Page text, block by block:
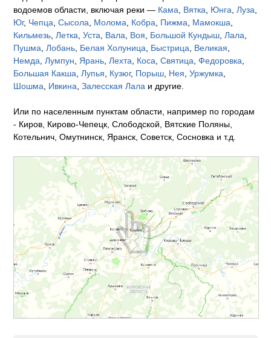
водоемов области, включая реки — Кама Вятка Юнга ,Луза
Юг, Чепца ,Сысола Молома Кобра Пижма Мамокша
Кильмезь ,Летка ,Уста Вала Воя Большой Кундыш ,Лала
Пушма ,Лобань Белая Холуница Быстрица Великая
Немда ,Лумпун Ярань ,Лехта Коса ,Святица ,Федоровка
Большая Какша ,Лупья Кузюг, Порыш Нея ,Уржумка
Шошма
Ивкина ,Залесская Лала и другие.
Или по населенным пунктам области, например по городам
- Киров, Кирово-Чепецк, Слободской, Вятские Поляны,
Котельнич, Омутнинск, Яранск, Советск, Сосновка и т.д.